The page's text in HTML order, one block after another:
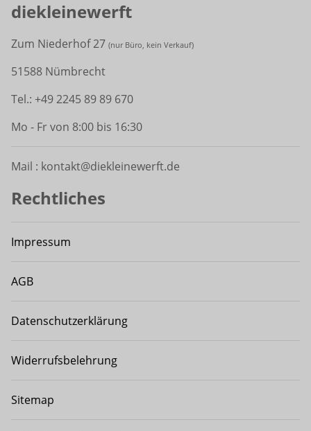
diekleinewerft
Zum Niederhof 27 (nur Büro, kein Verkauf)
51588 Nümbrecht
Tel.: +49 2245 89 89 670
Mo - Fr von 8:00 bis 16:30
Mail : kontakt@diekleinewerft.de
Rechtliches
Impressum
AGB
Datenschutzerklärung
Widerrufsbelehrung
Sitemap